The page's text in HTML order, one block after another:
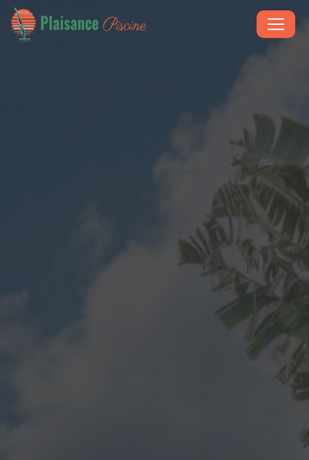
Panneau de gestion des cookies